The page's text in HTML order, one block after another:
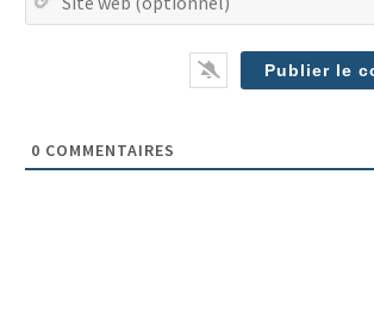
0 COMMENTAIRES